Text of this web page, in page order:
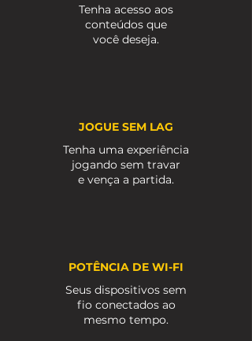
Tenha acesso aos
conteúdos que
você deseja.
JOGUE SEM LAG
Tenha uma experiência
jogando sem travar
e vença a partida.
POTÊNCIA DE WI-FI
Seus dispositivos sem
fio conectados ao
mesmo tempo.